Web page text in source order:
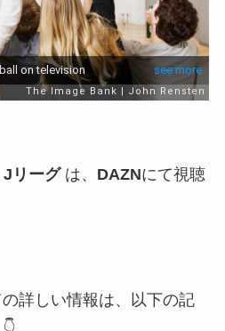
Jリーグは、 DAZNにて視聴
詳しい情報は、以下の記